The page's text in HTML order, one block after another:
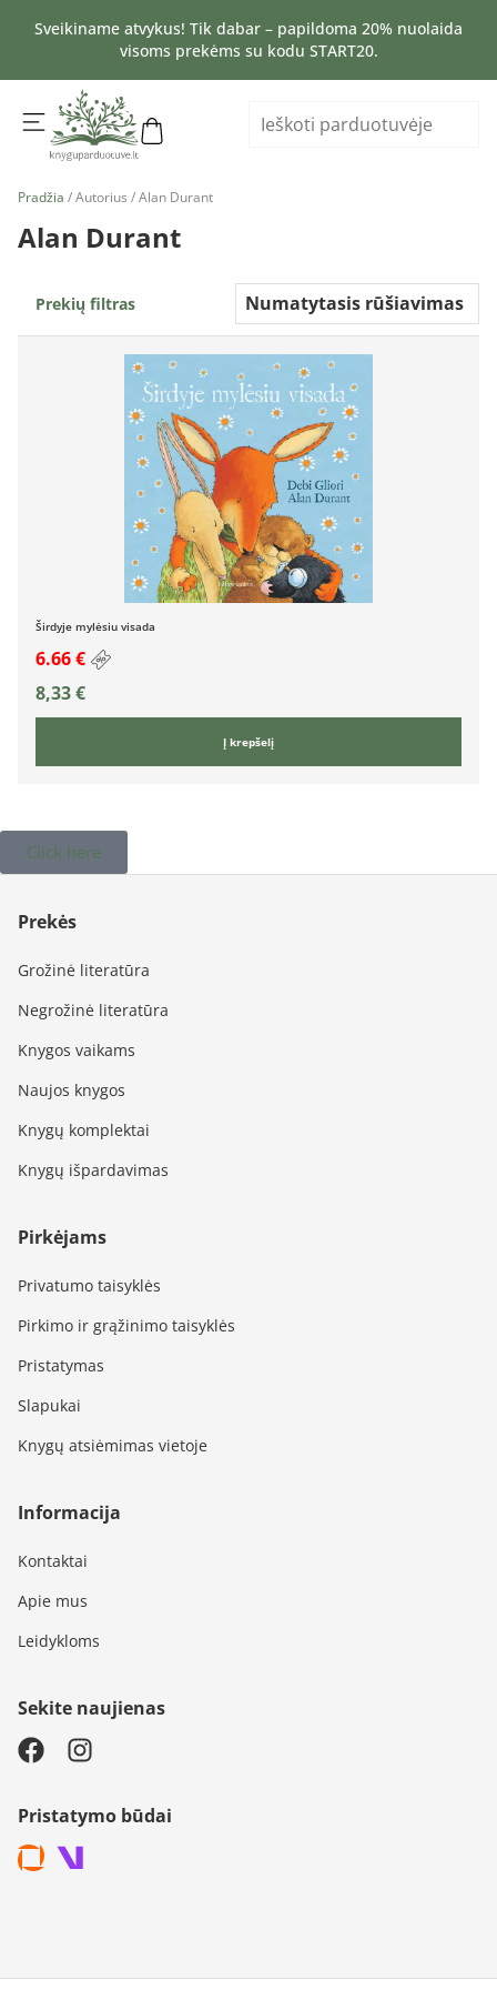
Sveikiname atvykus! Tik dabar – papildoma 20% nuolaida
visoms prekėms su kodu START20.
Pradžia / Autorius / Alan Durant
Alan Durant
Prekių filtras
Širdyje mylėsiu visada
6.66 €
8,33€
Į krepšelį
Click here
Prekės
Grožinė literatūra
Negrožinė literatūra
Knygos vaikams
Naujos knygos
Knygų komplektai
Knygų išpardavimas
Pirkėjams
Privatumo taisyklės
Pirkimo ir grąžinimo taisyklės
Pristatymas
Slapukai
Knygų atsiėmimas vietoje
Informacija
Kontaktai
Apie mus
Leidykloms
Sekite naujienas
Pristatymo būdai